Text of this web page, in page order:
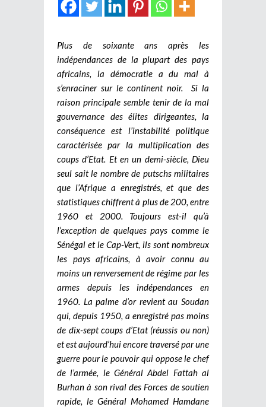
Plus de soixante ans après les
indépendances de la plupart des pays
africains, la démocratie a du mal à
s’enraciner sur le continent noir. Si la
raison principale semble tenir de la mal
gouvernance des élites dirigeantes, la
conséquence est l’instabilité politique
caractérisée par la multiplication des
coups d’Etat. Et en un demi-siècle, Dieu
seul sait le nombre de putschs militaires
que l’Afrique a enregistrés, et que des
statistiques chiffrent à plus de 200, entre
1960 et 2000. Toujours est-il qu’à
l’exception de quelques pays comme le
Sénégal et le Cap-Vert, ils sont nombreux
les pays africains, à avoir connu au
moins un renversement de régime par les
armes depuis les indépendances en
1960. La palme d’or revient au Soudan
qui, depuis 1950, a enregistré pas moins
de dix-sept coups d’Etat (réussis ou non)
et est aujourd’hui encore traversé par une
guerre pour le pouvoir qui oppose le chef
de l’armée, le Général Abdel Fattah al
Burhan à son rival des Forces de soutien
rapide, le Général Mohamed Hamdane